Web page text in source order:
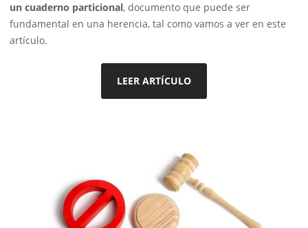
un cuaderno particional, documento que puede ser
fundamental en una herencia, tal como vamos a ver en este
artículo.
LEER ARTÍCULO